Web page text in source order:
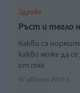
Здраве
Ръст и тегло
Какви са
какво може да
от тях
07 август 2019 г.